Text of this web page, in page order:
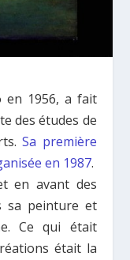
en 1956, a fait
des études de
Sa première
en 1987.
en avant des
sa peinture et
Ce qui était
était la